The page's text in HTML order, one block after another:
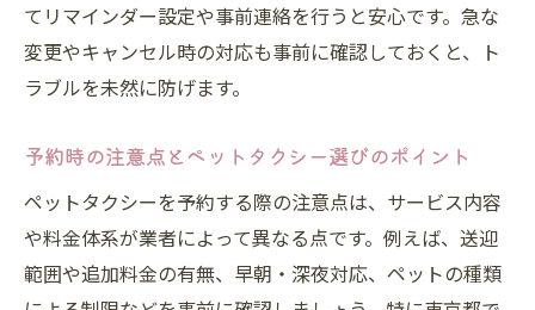
てリマインダー設定や事前連絡を行うと安心です。急な
変更やキャンセル時の対応も事前に確認しておくと、ト
ラブルを未然に防げます。
予約時の注意点とペットタクシー選びのポイント
ペットタクシーを予約する際の注意点は、サービス内容
や料金体系が業者によって異なる点です。例えば、送迎
範囲や追加料金の有無、早朝・深夜対応、ペットの種類